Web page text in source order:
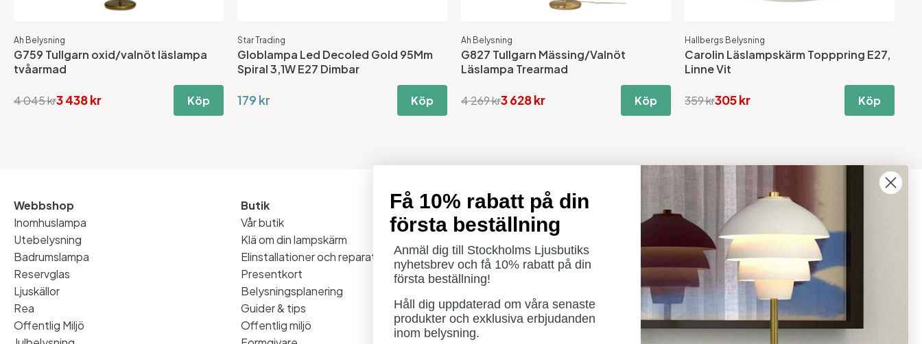
Ah Belysning
G759 Tullgarn oxid/valnöt läslampa
tvåarmad
3 438 kr
4 045 kr Köp
Star Trading
Globlampa Led Decoled Gold 95Mm
Spiral 3,1W E27 Dimbar
179 kr Köp
Ah Belysning
G827 Tullgarn Mässing/Valnöt
Läslampa Trearmad
3 628 kr
4 269 kr Köp
Hallbergs Belysning
Carolin Läslampskärm Topppring E27,
Linne Vit
305 kr
359 kr Köp
Webbshop
Inomhuslampa
Utebelysning
Badrumslampa
Reservglas
Ljuskällor
Rea
Offentlig Miljö
Butik
Vår butik
Klä om din lampskärm
Elinstallationer och reparationer
Presentkort
Belysningsplanering
Guider & tips
Offentlig miljö
Öppettider
Måndag - Torsdag: 11-18
Fredag - Lördag: 11-16
Söndag: Stängt
Lördag 1/8 stängt
08 - 654 29 00
info@ljusbutik.se
Fler kontaktuppgifter »
Adress: Kungsholmsgatan 6, 112 27
Stockholm
Få 10% rabatt på din
första beställning
Anmäl dig till Stockholms Ljusbutiks
nyhetsbrev och få 10% rabatt på din
första beställning!
Håll dig uppdaterad om våra senaste
produkter och exklusiva erbjudanden
inom belysning.